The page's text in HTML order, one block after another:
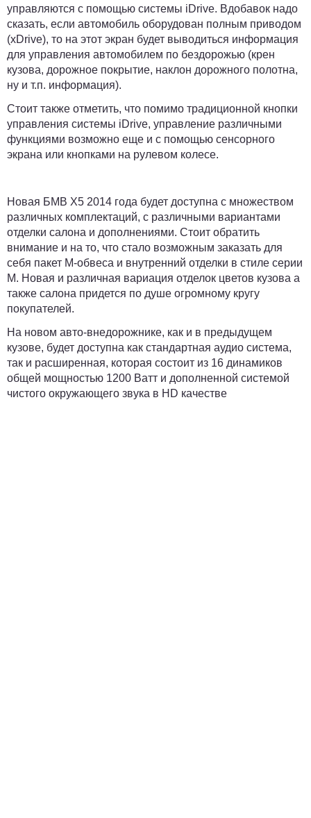
управляются с помощью системы iDrive. Вдобавок надо
сказать, если автомобиль оборудован полным приводом
(xDrive), то на этот экран будет выводиться информация
для управления автомобилем по бездорожью (крен
кузова, дорожное покрытие, наклон дорожного полотна,
ну и т.п. информация).
Стоит также отметить, что помимо традиционной кнопки
управления системы iDrive, управление различными
функциями возможно еще и с помощью сенсорного
экрана или кнопками на рулевом колесе.
Новая БМВ Х5 2014 года будет доступна с множеством
различных комплектаций, с различными вариантами
отделки салона и дополнениями. Стоит обратить
внимание и на то, что стало возможным заказать для
себя пакет М-обвеса и внутренний отделки в стиле серии
М. Новая и различная вариация отделок цветов кузова а
также салона придется по душе огромному кругу
покупателей.
На новом авто-внедорожнике, как и в предыдущем
кузове, будет доступна как стандартная аудио система,
так и расширенная, которая состоит из 16 динамиков
общей мощностью 1200 Ватт и дополненной системой
чистого окружающего звука в HD качестве